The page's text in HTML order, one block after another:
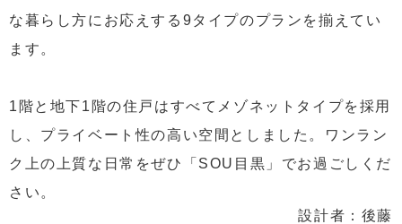
な暮らし方にお応えする9タイプのプランを揃えてい
ます。
1階と地下1階の住戸はすべてメゾネットタイプを採用
し、プライベート性の高い空間としました。ワンラン
ク上の上質な日常をぜひ「SOU目黒」でお過ごしくだ
さい。
設計者：後藤